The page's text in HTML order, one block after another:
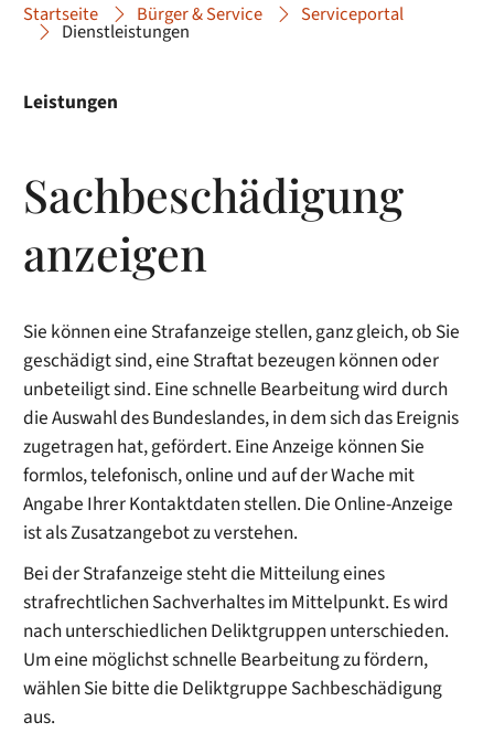
Startseite Bürger & Service Serviceportal
Dienstleistungen
Leistungen
Sachbeschädigung
anzeigen
Sie können eine Strafanzeige stellen, ganz gleich, ob Sie
geschädigt sind, eine Straftat bezeugen können oder
unbeteiligt sind. Eine schnelle Bearbeitung wird durch
die Auswahl des Bundeslandes, in dem sich das Ereignis
zugetragen hat, gefördert. Eine Anzeige können Sie
formlos, telefonisch, online und auf der Wache mit
Angabe Ihrer Kontaktdaten stellen. Die Online-Anzeige
ist als Zusatzangebot zu verstehen.
Bei der Strafanzeige steht die Mitteilung eines
strafrechtlichen Sachverhaltes im Mittelpunkt. Es wird
nach unterschiedlichen Deliktgruppen unterschieden.
Um eine möglichst schnelle Bearbeitung zu fördern,
wählen Sie bitte die Deliktgruppe Sachbeschädigung
aus.